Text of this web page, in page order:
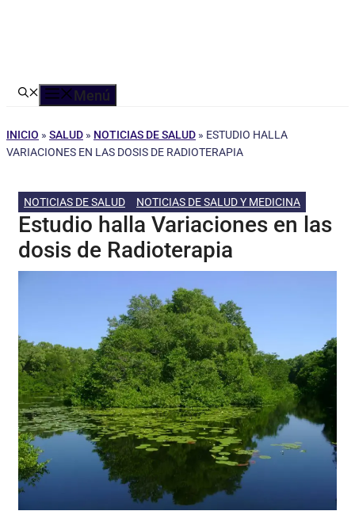
Menú
INICIO » SALUD » NOTICIAS DE SALUD » ESTUDIO HALLA
VARIACIONES EN LAS DOSIS DE RADIOTERAPIA
NOTICIAS DE SALUD NOTICIAS DE SALUD Y MEDICINA
Estudio halla Variaciones en las
dosis de Radioterapia